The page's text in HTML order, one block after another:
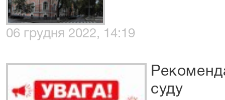
06 грудня 2022, 14:19
суду